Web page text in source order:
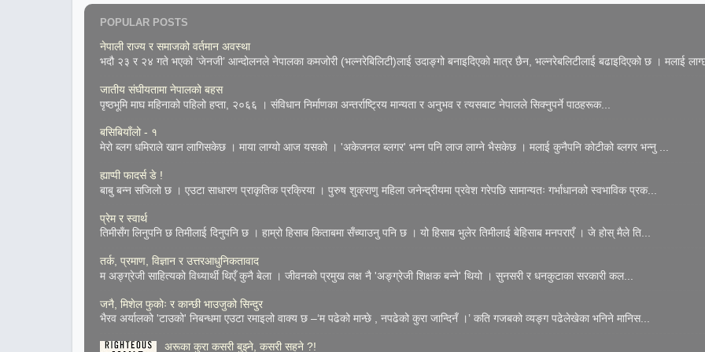
POPULAR POSTS
नेपाली राज्य र समाजको वर्तमान अवस्था
भदौ २३ र २४ गते भएको ‘जेनजी’ आन्दोलनले नेपालका कमजोरी (भल्नरेबिलिटी)लाई उदाङ्गो बनाइदिएको मात्र छैन, भल्नरेबलिटीलाई बढाइदिएको छ । मलाई
जातीय संघीयतामा नेपालको बहस
पृष्ठभूमि माघ महिनाको पहिलो हप्ता, २०६६ । संविधान निर्माणका अन्तर्राष्ट्रिय मान्यता र अनुभव र त्यसबाट नेपालले सिक्नुपर्ने पाठहरूक...
बसिबियाँलो - १
मेरो ब्लग धमिराले खान लागिसकेछ । माया लाग्यो आज यसको । 'अकेजनल ब्लगर' भन्न पनि लाज लाग्ने भैसकेछ । मलाई कुनैपनि कोटीको ब्लगर भन्नु ...
ह्याप्पी फादर्स डे !
बाबु बन्न सजिलो छ । एउटा साधारण प्राकृतिक प्रक्रिया । पुरुष शुक्राणु महिला जनेन्द्रीयमा प्रवेश गरेपछि सामान्यतः गर्भाधानको स्वभाविक प्रक...
प्रेम र स्वार्थ
तिमीसँग लिनुपनि छ तिमीलाई दिनुपनि छ । हाम्रो हिसाब किताबमा सँच्याउनु पनि छ । यो हिसाब भुलेर तिमीलाई बेहिसाब मनपराएँ । जे होस् मैले ति...
तर्क, प्रमाण, विज्ञान र उत्तरआधुनिकतावाद
म अङ्ग्रेजी साहित्यको विध्यार्थी थिएँ कुनै बेला । जीवनको प्रमुख लक्ष नै 'अङ्ग्रेजी शिक्षक बन्ने' थियो । सुनसरी र धनकुटाका सरकारी कल...
जनै, मिशेल फुकोः र कान्छी भाउजुको सिन्दुर
भैरव अर्यालको 'टाउको' निबन्धमा एउटा रमाइलो वाक्य छ –‘म पढेको मान्छे , नपढेको कुरा जान्दिनँ ।’ कति गजबको व्यङ्ग पढेलेखेका भनिने मानिस...
अरूका कुरा कसरी बुझ्ने, कसरी सहने ?!